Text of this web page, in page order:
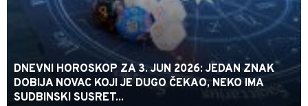
DNEVNI HOROSKOP ZA 3. JUN 2026: JEDAN ZNAK
DOBIJA NOVAC KOJI JE DUGO ČEKAO, NEKO IMA
SUDBINSKI SUSRET...